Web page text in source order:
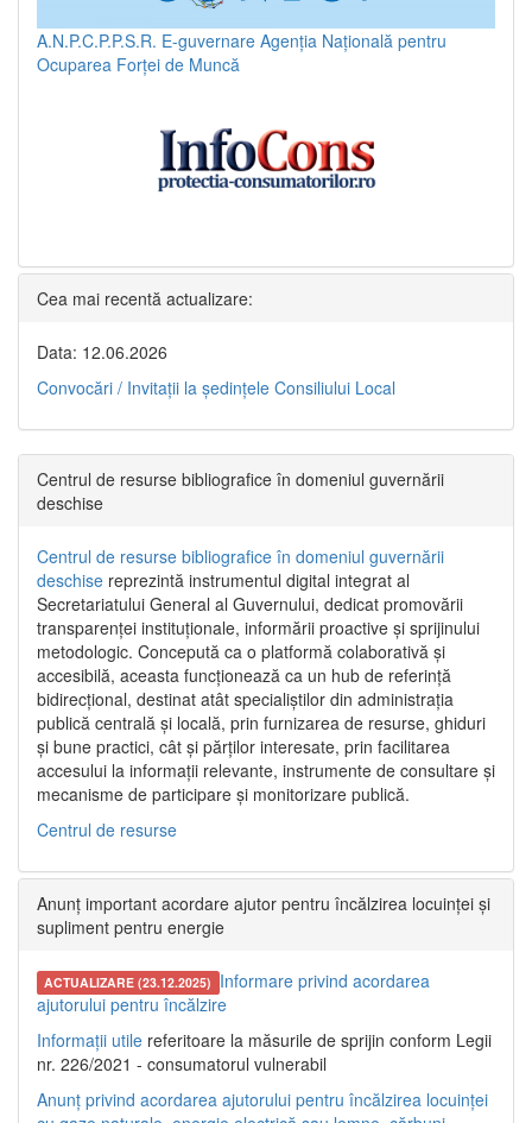
A.N.P.C.P.P.S.R. E-guvernare Agenția Națională pentru
Ocuparea Forței de Muncă
Cea mai recentă actualizare:
Data: 12.06.2026
Convocări / Invitaţii la şedinţele Consiliului Local
Centrul de resurse bibliografice în domeniul guvernării
deschise
Centrul de resurse bibliografice în domeniul guvernării
deschise reprezintă instrumentul digital integrat al
Secretariatului General al Guvernului, dedicat promovării
transparenței instituționale, informării proactive și sprijinului
metodologic. Concepută ca o platformă colaborativă și
accesibilă, aceasta funcționează ca un hub de referință
bidirecțional, destinat atât specialiștilor din administrația
publică centrală și locală, prin furnizarea de resurse, ghiduri
și bune practici, cât și părților interesate, prin facilitarea
accesului la informații relevante, instrumente de consultare și
mecanisme de participare și monitorizare publică.
Centrul de resurse
Anunț important acordare ajutor pentru încălzirea locuinței și
supliment pentru energie
ACTUALIZARE (23.12.2025) Informare privind acordarea
ajutorului pentru încălzire
Informații utile referitoare la măsurile de sprijin conform Legii
nr. 226/2021 - consumatorul vulnerabil
Anunț privind acordarea ajutorului pentru încălzirea locuinței